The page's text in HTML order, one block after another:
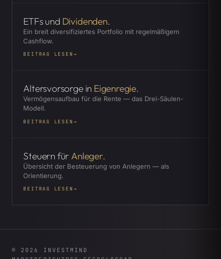
ETFs und Dividenden.
Ein breit diversifiziertes Portfolio mit regelmäßigem
Cashflow.
BEITRAG LESEN →
Altersvorsorge in Eigenregie.
Vermögensaufbau für die Rente — das Drei-Säulen-
Modell.
BEITRAG LESEN →
Steuern für Anleger.
Übersicht der Besteuerung von Anlegern — als
Orientierung.
BEITRAG LESEN →
© 2026
INVESTMIND